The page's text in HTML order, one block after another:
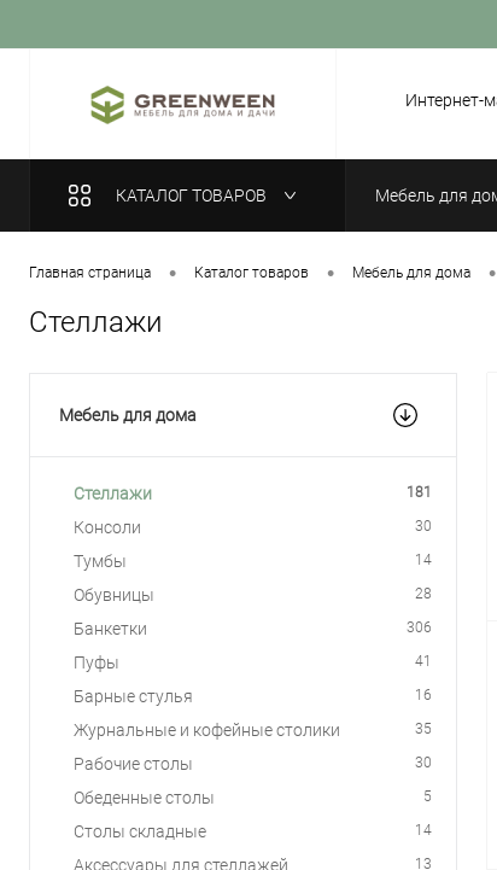
Интернет-
КАТАЛОГ ТОВАРОВ Мебель для
Главная страница • Каталог товаров • Мебель для дома •
Стеллажи
Мебель для дома
Стеллажи 181
Консоли 30
Тумбы 14
Обувницы 28
Банкетки 306
Пуфы 41
Барные стулья 16
Журнальные и кофейные столики 35
Рабочие столы 30
Обеденные столы 5
Столы складные 14
Аксессуары для стеллажей 13